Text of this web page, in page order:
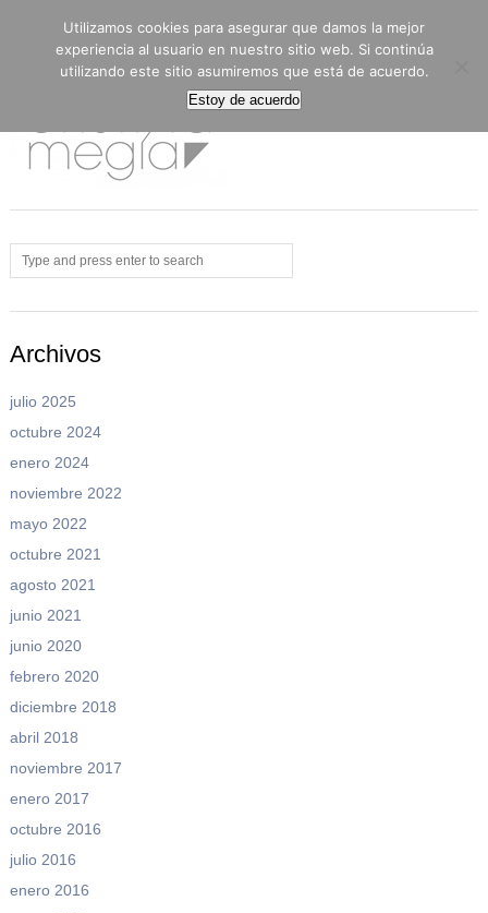
Archivos
julio 2025
octubre 2024
enero 2024
noviembre 2022
mayo 2022
octubre 2021
agosto 2021
junio 2021
junio 2020
febrero 2020
diciembre 2018
abril 2018
noviembre 2017
enero 2017
octubre 2016
julio 2016
enero 2016
Utilizamos cookies para asegurar que damos la mejor
experiencia al usuario en nuestro sitio web. Si continúa
utilizando este sitio asumiremos que está de acuerdo.
Estoy de acuerdo